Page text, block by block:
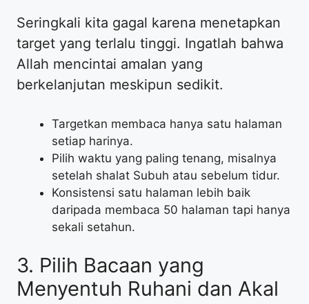
​Seringkali kita gagal karena menetapkan
target yang terlalu tinggi. Ingatlah bahwa
Allah mencintai amalan yang
berkelanjutan meskipun sedikit.
​Targetkan membaca hanya satu halaman
setiap harinya.
​Pilih waktu yang paling tenang, misalnya
setelah shalat Subuh atau sebelum tidur.
​Konsistensi satu halaman lebih baik
daripada membaca 50 halaman tapi hanya
sekali setahun.
​3. Pilih Bacaan yang
Menyentuh Ruhani dan Akal